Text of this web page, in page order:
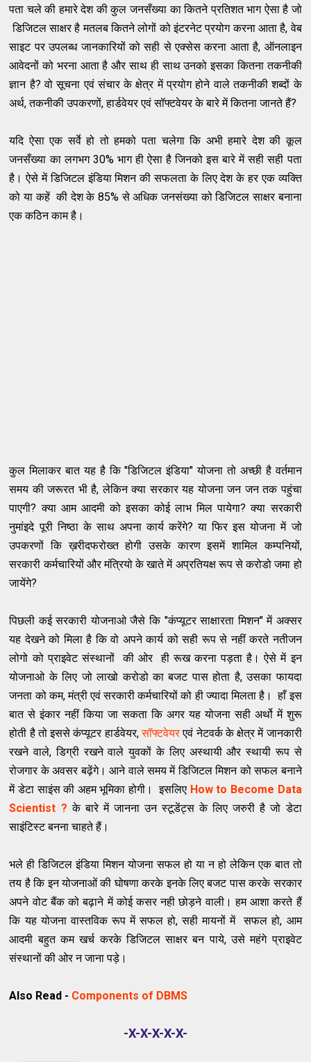
पता चले की हमारे देश की कुल जनसँख्या का कितने प्रतिशत भाग ऐसा है जो
डिजिटल साक्षर है मतलब कितने लोगों को इंटरनेट प्रयोग करना आता है, वेब
साइट पर उपलब्ध जानकारियों को सही से एक्सेस करना आता है, ऑनलाइन
आवेदनों को भरना आता है और साथ ही साथ उनको इसका कितना तकनीकी
ज्ञान है? वो सूचना एवं संचार के क्षेत्र में प्रयोग होने वाले तकनीकी शब्दों के
अर्थ, तकनीकी उपकरणों, हार्डवेयर एवं सॉफ्टवेयर के बारे में कितना जानते हैं?
यदि ऐसा एक सर्वे हो तो हमको पता चलेगा कि अभी हमारे देश की कूल
जनसँख्या का लगभग 30% भाग ही ऐसा है जिनको इस बारे में सही सही पता
है। ऐसे में डिजिटल इंडिया मिशन की सफलता के लिए देश के हर एक व्यक्ति
को या कहें की देश के 85% से अधिक जनसंख्या को डिजिटल साक्षर बनाना
एक कठिन काम है।
कुल मिलाकर बात यह है कि "डिजिटल इंडिया" योजना तो अच्छी है वर्तमान
समय की जरूरत भी है, लेकिन क्या सरकार यह योजना जन जन तक पहुंचा
पाएगी? क्या आम आदमी को इसका कोई लाभ मिल पायेगा? क्या सरकारी
नुमांइदे पूरी निष्ठा के साथ अपना कार्य करेंगे? या फिर इस योजना में जो
उपकरणों कि ख़रीदफरोख्त होगी उसके कारण इसमें शामिल कम्पनियों,
सरकारी कर्मचारियों और मंत्रियो के खाते में अप्रतियक्ष रूप से करोडो जमा हो
जायेंगे?
पिछली कई सरकारी योजनाओ जैसे कि "कंप्यूटर साक्षारता मिशन" में अक्सर
यह देखने को मिला है कि वो अपने कार्य को सही रूप से नहीं करते नतीजन
लोगो को प्राइवेट संस्थानों की ओर ही रूख करना पड़ता है। ऐसे में इन
योजनाओ के लिए जो लाखो करोडो का बजट पास होता है, उसका फायदा
जनता को कम, मंत्री एवं सरकारी कर्मचारियों को ही ज्यादा मिलता है। हाँ इस
बात से इंकार नहीं किया जा सकता कि अगर यह योजना सही अर्थो में शुरू
होती है तो इससे कंप्यूटर हार्डवेयर,सॉफ्टवेयरएवं नेटवर्क के क्षेत्र में जानकारी
रखने वाले, डिग्री रखने वाले युवकों के लिए अस्थायी और स्थायी रूप से
रोजगार के अवसर बढ़ेंगे। आने वाले समय में डिजिटल मिशन को सफल बनाने
में डेटा साइंस की अहम भूमिका होगी। इसलिए How to Become Data
Scientist ?के बारे में जानना उन स्टूडेंट्स के लिए जरुरी है जो डेटा
साइंटिस्ट बनना चाहते हैं।
भले ही डिजिटल इंडिया मिशन योजना सफल हो या न हो लेकिन एक बात तो
तय है कि इन योजनाओं की घोषणा करके इनके लिए बजट पास करके सरकार
अपने वोट बैंक को बढ़ाने में कोई कसर नही छोड़ने वाली। हम आशा करते हैं
कि यह योजना वास्तविक रूप में सफल हो, सही मायनों में सफल हो, आम
आदमी बहुत कम खर्च करके डिजिटल साक्षर बन पाये, उसे महंगे प्राइवेट
संस्थानों की ओर न जाना पड़े।
Also Read - Components of DBMS
-X-X-X-X-X-